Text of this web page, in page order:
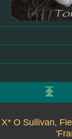
X* O Sullivan,